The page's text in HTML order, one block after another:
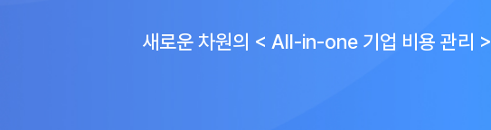
새로운 차원의 < All-in-one 기업 비용 관리 >